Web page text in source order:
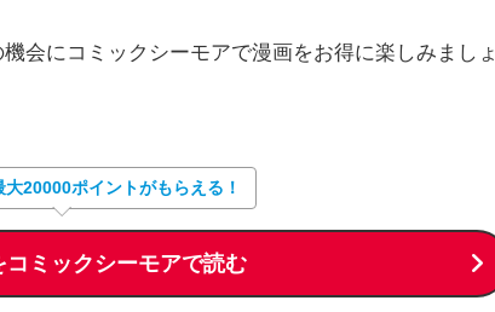
会にコミックシーモアで漫画をお得に楽しみましょ
20000ポイントがもらえる！
コミックシーモアで読む